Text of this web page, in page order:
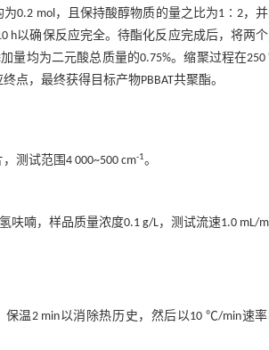
0.2 mol，且保持酸醇物质的量之比为1∶2，
h以确保反应完全。待酯化反应完成后，将两
量均为二元酸总质量的0.75%。缩聚过程在
，最终获得目标产物PBBAT共聚酯。
测试范围4 000~500 cm-1。
喃，样品质量浓度0.1 g/L，测试流速1.0 mL/
温2 min以消除热历史，然后以10 ℃/min速